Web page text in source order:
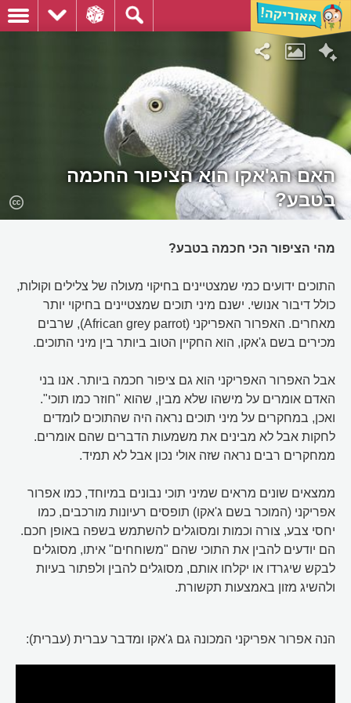
האם הג'אקו הוא הציפור החכמה
בטבע?
מהי הציפור הכי חכמה בטבע?
התוכים ידועים כמי שמצטיינים בחיקוי מעולה של צלילים וקולות,
כולל דיבור אנושי. ישנם מיני תוכים שמצטיינים בחיקוי יותר
מאחרים. האפרור האפריקני (African grey parrot), שרבים
מכירים בשם ג'אקו, הוא החקיין הטוב ביותר בין מיני התוכים.
אבל האפרור האפריקני הוא גם ציפור חכמה ביותר. אנו בני
האדם אומרים על מישהו שלא מבין, שהוא "חוזר כמו תוכי".
ואכן, במחקרים על מיני תוכים נראה היה שהתוכים לומדים
לחקות אבל לא מבינים את משמעות הדברים שהם אומרים.
ממחקרים רבים נראה שזה אולי נכון אבל לא תמיד.
ממצאים שונים מראים שמיני תוכי נבונים במיוחד, כמו אפרור
אפריקני (המוכר בשם ג'אקו) תופסים רעיונות מורכבים, כמו
יחסי צבע, צורה וכמות ומסוגלים להשתמש בשפה באופן חכם.
הם יודעים להבין את התוכי שהם "משוחחים" איתו, מסוגלים
לבקש שיגרדו או יקלחו אותם, מסוגלים להבין ולפתור בעיות
ולהשיג מזון באמצעות תקשורת.
הנה אפרור אפריקני המכונה גם ג'אקו ומדבר עברית (עברית):